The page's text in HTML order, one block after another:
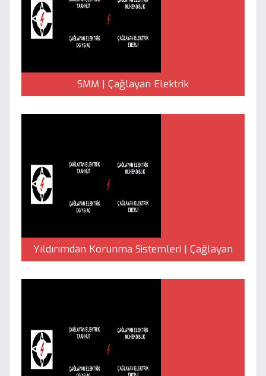
SMM | Çağlayan Elektrik
Yıldırımdan Korunma Sistemleri | Çağlayan